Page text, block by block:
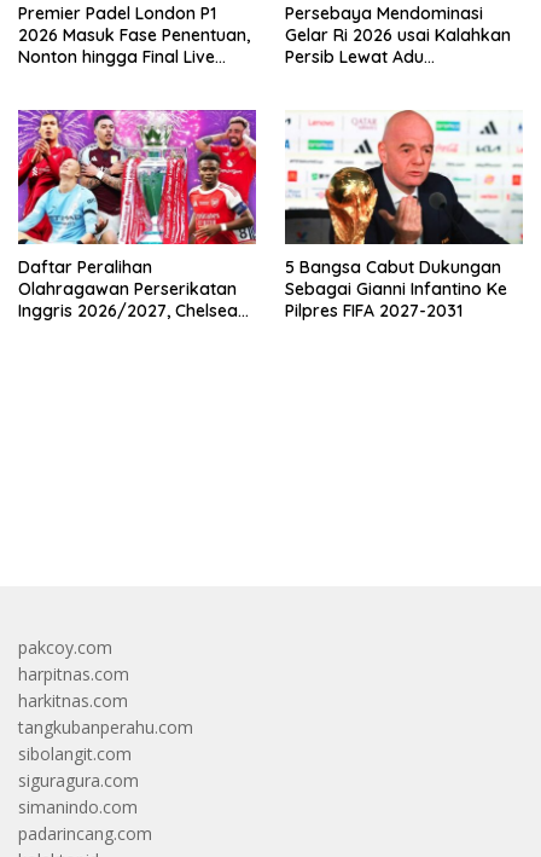
Premier Padel London P1
2026 Masuk Fase Penentuan,
Nonton hingga Final Live
Persebaya Mendominasi
Gelar Ri 2026 usai Kalahkan
Persib Lewat Adu
Daftar Peralihan
Olahragawan Perserikatan
Inggris 2026/2027, Chelsea
5 Bangsa Cabut Dukungan
Sebagai Gianni Infantino Ke
Pilpres FIFA 2027-2031
pakcoy.com
harpitnas.com
harkitnas.com
tangkubanperahu.com
sibolangit.com
siguragura.com
simanindo.com
padarincang.com